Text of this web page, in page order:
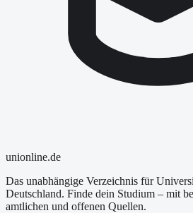
unionline.de
Das unabhängige Verzeichnis für
Deutschland. Finde dein Studium – mit
amtlichen und offenen Quellen.